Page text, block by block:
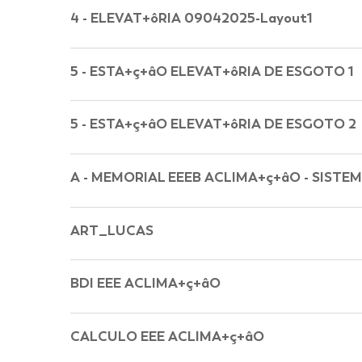
4 - ELEVAT+ôRIA 09042025-Layout1
5 - ESTA+ç+âO ELEVAT+ôRIA DE ESGOTO 1
5 - ESTA+ç+âO ELEVAT+ôRIA DE ESGOTO 2
A - MEMORIAL EEEB ACLIMA+ç+âO -
ART_LUCAS
BDI EEE ACLIMA+ç+âO
CALCULO EEE ACLIMA+ç+âO